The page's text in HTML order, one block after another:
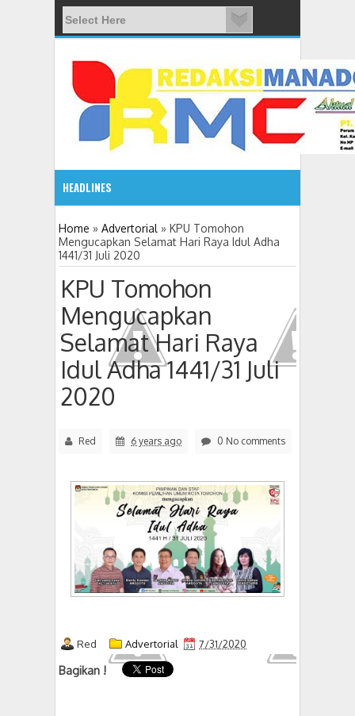
HEADLINES
08:03 AM
ADVETORIAL JONRU GANTIKAN MONO PIMPIN DPRD
Home » Advertorial » KPU Tomohon
Mengucapkan Selamat Hari Raya Idul Adha
1441/31 Juli 2020
KPU Tomohon
Mengucapkan
Selamat Hari Raya
Idul Adha 1441/31 Juli
2020
Red 6 years ago 0 No comments
Red Advertorial 7/31/2020
Bagikan !